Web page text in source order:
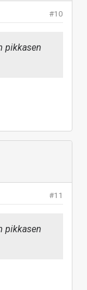
#10
pikkasen
#11
pikkasen